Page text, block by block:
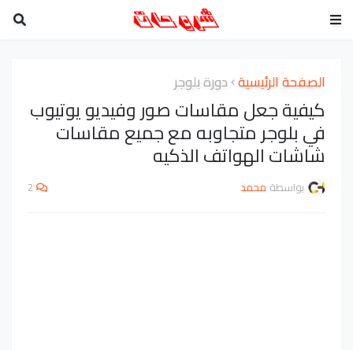
الصفحة الرئيسية دورة بلوجر
كيفية جعل مقاسات صور وفيديو يوتيوب
في بلوجر متجاوبه مع جميع مقاسات
شاشات الهواتف الذكيه
بواسطة محمد 2